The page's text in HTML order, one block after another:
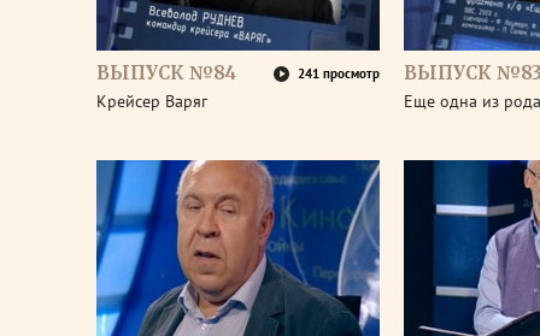
ВЫПУСК №84 241 просмотр
Крейсер Варяг
ВЫПУСК
Еще одна из